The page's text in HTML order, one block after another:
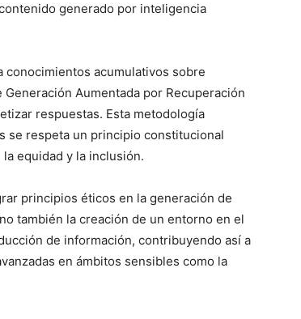
generado por inteligencia
conocimientos acumulativos sobre
Aumentada por Recuperación
respuestas. Esta metodología
se respeta un principio constitucional
equidad y la inclusión.
principios éticos en la generación de
también la creación de un entorno en el
de información, contribuyendo así a
en ámbitos sensibles como la